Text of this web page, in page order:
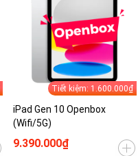
Tiết kiệm: 1.600.000₫
iPad Gen 10 Openbox
(Wifi/5G)
9.390.000₫